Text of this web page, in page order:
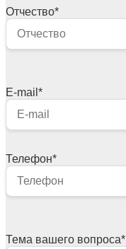
Отчество*
E-mail *
Телефон*
Тема вашего вопроса*